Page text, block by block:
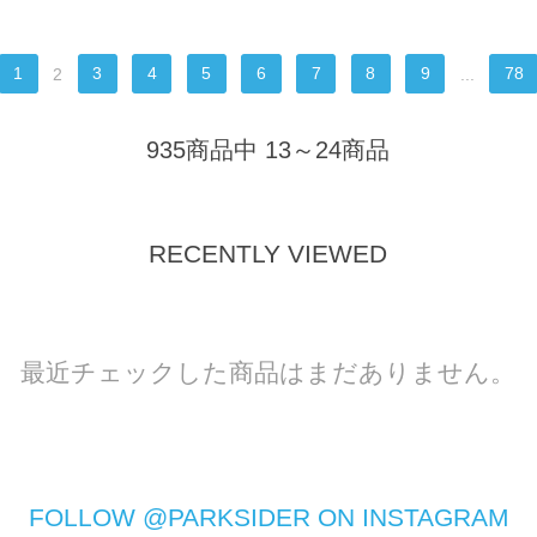
1 2 3 4 5 6 7 8 9 78
935商品中 13～24商品
RECENTLY VIEWED
最近チェックした商品はまだありません。
FOLLOW @PARKSIDER ON INSTAGRAM